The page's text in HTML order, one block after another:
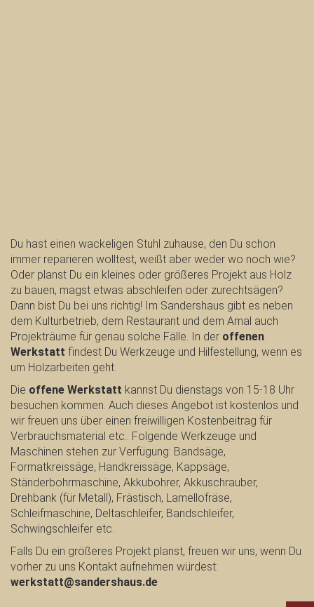
Du hast einen wackeligen Stuhl zuhause, den Du schon
immer reparieren wolltest, weißt aber weder wo noch wie?
Oder planst Du ein kleines oder größeres Projekt aus Holz
zu bauen, magst etwas abschleifen oder zurechtsägen?
Dann bist Du bei uns richtig! Im Sandershaus gibt es neben
dem Kulturbetrieb, dem Restaurant und dem Amal auch
Projekträume für genau solche Fälle. In der offenen
Werkstatt findest Du Werkzeuge und Hilfestellung, wenn es
um Holzarbeiten geht.
Die offene Werkstatt kannst Du dienstags von 15-18 Uhr
besuchen kommen. Auch dieses Angebot ist kostenlos und
wir freuen uns über einen freiwilligen Kostenbeitrag für
Verbrauchsmaterial etc.. Folgende Werkzeuge und
Maschinen stehen zur Verfügung: Bandsäge,
Formatkreissäge, Handkreissäge, Kappsäge,
Ständerbohrmaschine, Akkubohrer, Akkuschrauber,
Drehbank (für Metall), Frästisch, Lamellofräse,
Schleifmaschine, Deltaschleifer, Bandschleifer,
Schwingschleifer etc.
Falls Du ein größeres Projekt planst, freuen wir uns, wenn Du
vorher zu uns Kontakt aufnehmen würdest:
werkstatt@sandershaus.de